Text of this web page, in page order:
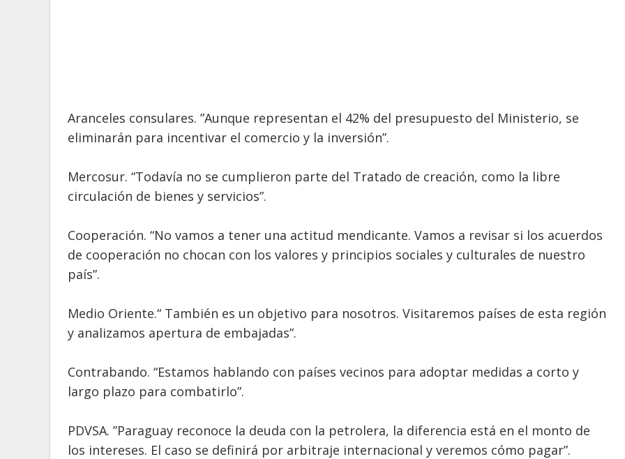
Aranceles consulares. ”Aunque representan el 42% del presupuesto del Ministerio, se
eliminarán para incentivar el comercio y la inversión”.
Mercosur. “Todavía no se cumplieron parte del Tratado de creación, como la libre
circulación de bienes y servicios”.
Cooperación. “No vamos a tener una actitud mendicante. Vamos a revisar si los acuerdos
de cooperación no chocan con los valores y principios sociales y culturales de nuestro
país”.
Medio Oriente.“ También es un objetivo para nosotros. Visitaremos países de esta región
y analizamos apertura de embajadas”.
Contrabando. “Estamos hablando con países vecinos para adoptar medidas a corto y
largo plazo para combatirlo”.
PDVSA. ”Paraguay reconoce la deuda con la petrolera, la diferencia está en el monto de
los intereses. El caso se definirá por arbitraje internacional y veremos cómo pagar”.